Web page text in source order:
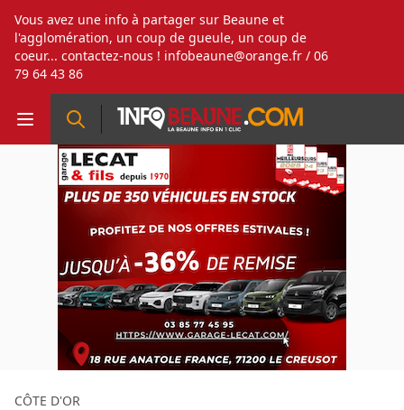
Vous avez une info à partager sur Beaune et
l'agglomération, un coup de gueule, un coup de
coeur... contactez-nous ! infobeaune@orange.fr / 06
79 64 43 86
CÔTE D'OR